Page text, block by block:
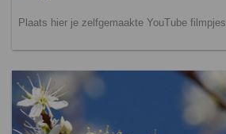
Plaats hier je zelfgemaakte YouTube filmpjes